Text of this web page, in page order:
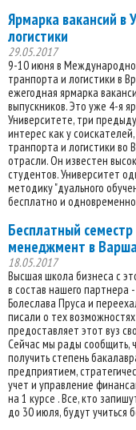
Ярмарка вакансий в
логистики
29.05.2017
9-10 июня в
транпорта и логистики в
ежегодная ярмарка
выпускников. Это уже 4-я
Университете, три
интерес как у
транпорта и логистики во
отрасли. Он известен
студентов. Университет
методику "дуального
бесплатно и
Бесплатный
менеджмент в
18.05.2017
Высшая школа бизнеса с
в состав нашего партнера
Болеслава Пруса и
писали о тех
предоставляет этот вуз
Сейчас мы рады сообщить,
получить степень
предприятием,
учет и управление
на 1 курсе . Все, кто
до 30 июля, будут учиться